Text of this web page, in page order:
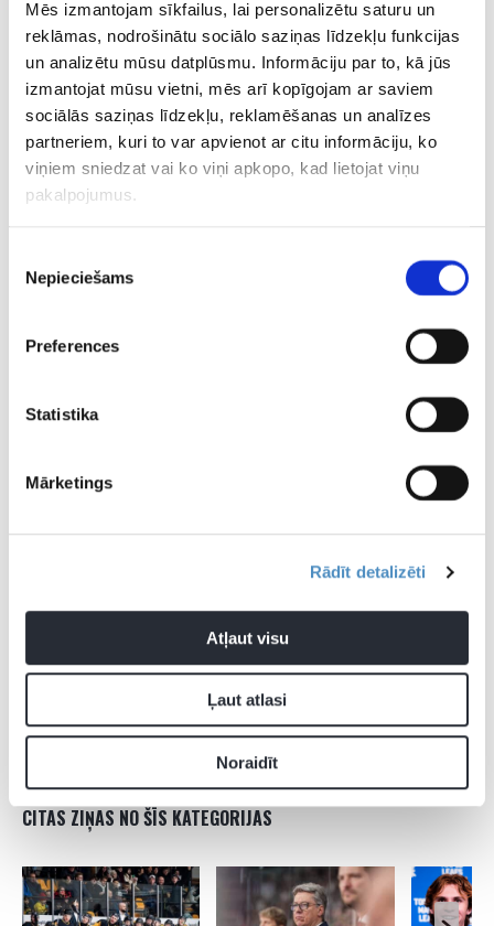
Mēs izmantojam sīkfailus, lai personalizētu saturu un
reklāmas, nodrošinātu sociālo saziņas līdzekļu funkcijas
un analizētu mūsu datplūsmu. Informāciju par to, kā jūs
izmantojat mūsu vietni, mēs arī kopīgojam ar saviem
sociālās saziņas līdzekļu, reklamēšanas un analīzes
partneriem, kuri to var apvienot ar citu informāciju, ko
viņiem sniedzat vai ko viņi apkopo, kad lietojat viņu
pakalpojumus.
izvēle
Nepieciešams
Preferences
Statistika
Mārketings
Rādīt detalizēti
Atļaut visu
Ļaut atlasi
Noraidīt
Latvijas hokeja izlases
CITAS ZIŅAS NO ŠĪS KATEGORIJAS